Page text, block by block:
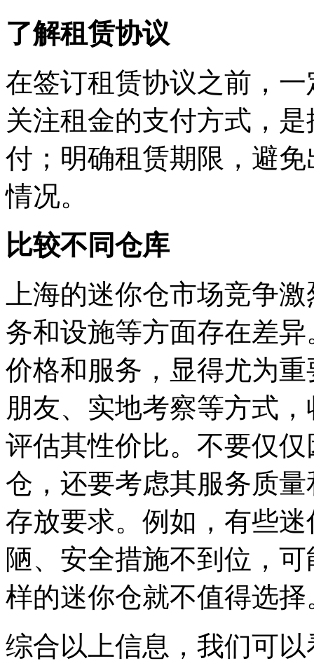
了解租赁协议
在签订租赁协议之前，
关注租金的支付方式，
付；明确租赁期限，避
情况。
比较不同仓库
上海的迷你仓市场竞争
务和设施等方面存在差
价格和服务，显得尤为
朋友、实地考察等方式
评估其性价比。不要仅
仓，还要考虑其服务质
存放要求。例如，有些
陋、安全措施不到位，
样的迷你仓就不值得选择
综合以上信息，我们可